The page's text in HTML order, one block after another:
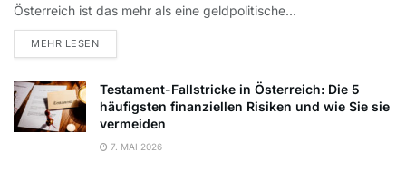
Österreich ist das mehr als eine geldpolitische...
MEHR LESENDETAILS
Testament-Fallstricke in Österreich: Die 5
häufigsten finanziellen Risiken und wie Sie sie
vermeiden
7. MAI 2026